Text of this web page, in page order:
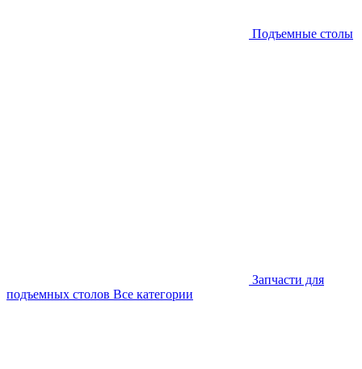
Подъемные столы
Запчасти для
подъемных столов Все категории